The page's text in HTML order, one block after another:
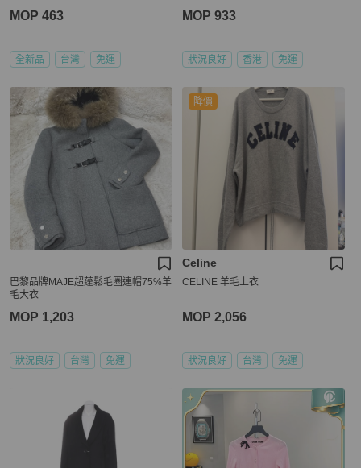
MOP 463
全新品 台灣 免運
MOP 933
狀況良好 香港 免運
巴黎品牌MAJE超蓬鬆毛圈連帽75%羊
毛大衣
MOP 1,203
狀況良好 台灣 免運
降價
Celine
CELINE 羊毛上衣
MOP 2,056
狀況良好 台灣 免運